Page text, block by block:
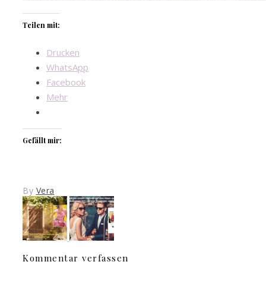
Teilen mit:
Drucken
WhatsApp
Facebook
Mehr
Gefällt mir:
By Vera
Kommentar verfassen